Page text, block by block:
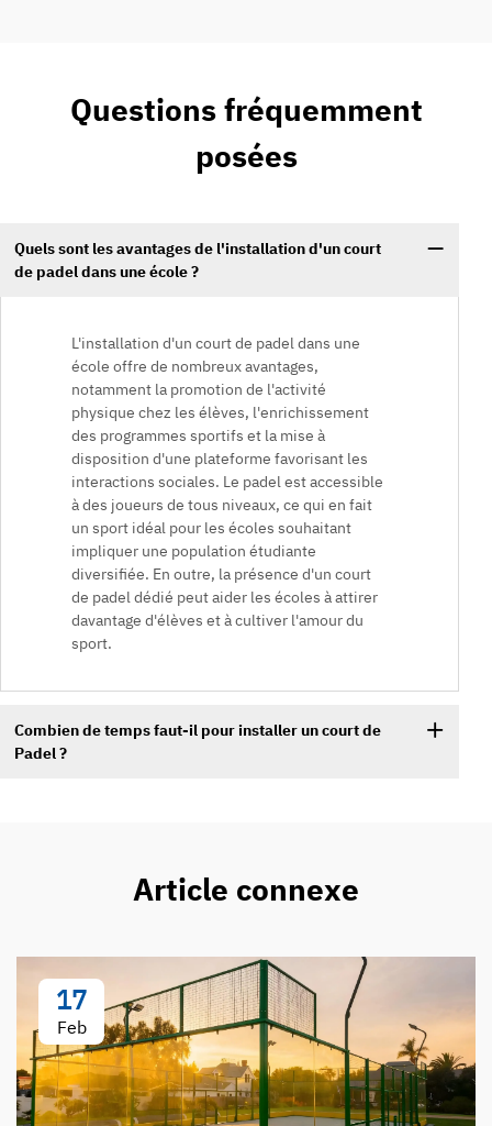
Questions fréquemment
posées
Quels sont les avantages de l'installation d'un court
de padel dans une école ?
L'installation d'un court de padel dans une
école offre de nombreux avantages,
notamment la promotion de l'activité
physique chez les élèves, l'enrichissement
des programmes sportifs et la mise à
disposition d'une plateforme favorisant les
interactions sociales. Le padel est accessible
à des joueurs de tous niveaux, ce qui en fait
un sport idéal pour les écoles souhaitant
impliquer une population étudiante
diversifiée. En outre, la présence d'un court
de padel dédié peut aider les écoles à attirer
davantage d'élèves et à cultiver l'amour du
sport.
Combien de temps faut-il pour installer un court de
Padel ?
Article connexe
17
Feb